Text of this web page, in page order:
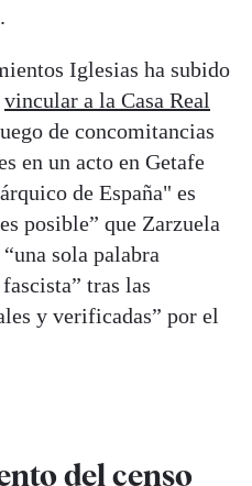
Iglesias ha subido
vincular a la Casa Real
de concomitancias
en un acto en Getafe
de España" es
posible” que Zarzuela
sola palabra
tras las
y verificadas” por el
del censo